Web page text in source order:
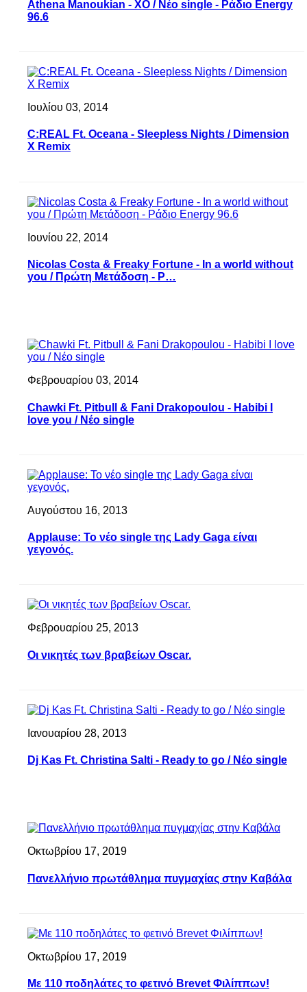
Athena Manoukian - XO / Νέο single - Ράδιο Energy
96.6
Ιουλίου 03, 2014
C:REAL Ft. Oceana - Sleepless Nights / Dimension
X Remix
Ιουνίου 22, 2014
Nicolas Costa & Freaky Fortune - In a world without
you / Πρώτη Μετάδοση - Ρ…
Φεβρουαρίου 03, 2014
Chawki Ft. Pitbull & Fani Drakopoulou - Habibi I
love you / Νέο single
Αυγούστου 16, 2013
Applause: Το νέο single της Lady Gaga είναι
γεγονός.
Φεβρουαρίου 25, 2013
Οι νικητές των βραβείων Oscar.
Ιανουαρίου 28, 2013
Dj Kas Ft. Christina Salti - Ready to go / Nέο single
Οκτωβρίου 17, 2019
Πανελλήνιο πρωτάθλημα πυγμαχίας στην Καβάλα
Οκτωβρίου 17, 2019
Με 110 ποδηλάτες το φετινό Brevet Φιλίππων!